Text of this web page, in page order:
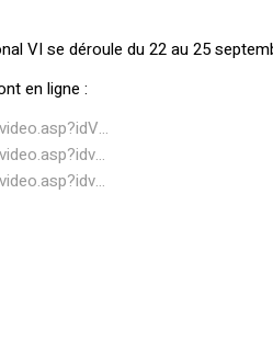
VI se déroule du 22 au 25
en ligne :